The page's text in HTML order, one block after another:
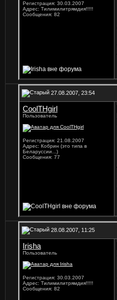
Регистрация: 30.03.2007
Адрес: Тилимилитрямдия!!!!!
Сообщения: 82
27.08.2007, 23:54
CoolTHgirl
Пользователь
Регистрация: 21.08.2007
Адрес: Кобрин (это типа в
Беларуссии...)
Сообщения: 77
28.08.2007, 11:25
Irisha
Пользователь
Регистрация: 30.03.2007
Адрес: Тилимилитрямдия!!!!!
Сообщения: 82